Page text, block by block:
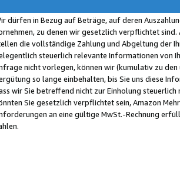
dürfen in Bezug auf Beträge, auf deren
zu denen wir gesetzlich verpflichtet
die vollständige Zahlung und Abgeltung der
steuerlich relevante Informationen von
nicht vorlegen, können wir (kumulativ zu
so lange einbehalten, bis Sie uns diese
wir Sie betreffend nicht zur Einholung
Sie gesetzlich verpflichtet sein, Amazon
an eine gültige MwSt.-Rechnung